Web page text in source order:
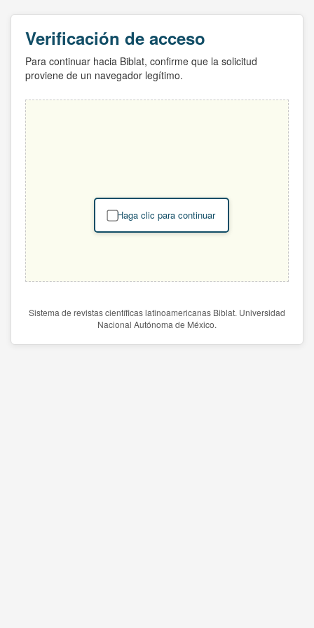
Verificación de acceso
Para continuar hacia Biblat, confirme que la solicitud
proviene de un navegador legítimo.
Haga clic para continuar
Sistema de revistas científicas latinoamericanas Biblat. Universidad
Nacional Autónoma de México.